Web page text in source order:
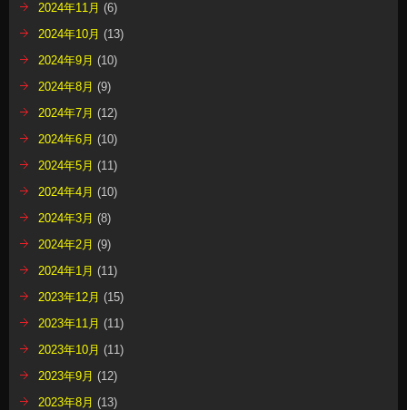
2024年11月 (6)
2024年10月 (13)
2024年9月 (10)
2024年8月 (9)
2024年7月 (12)
2024年6月 (10)
2024年5月 (11)
2024年4月 (10)
2024年3月 (8)
2024年2月 (9)
2024年1月 (11)
2023年12月 (15)
2023年11月 (11)
2023年10月 (11)
2023年9月 (12)
2023年8月 (13)